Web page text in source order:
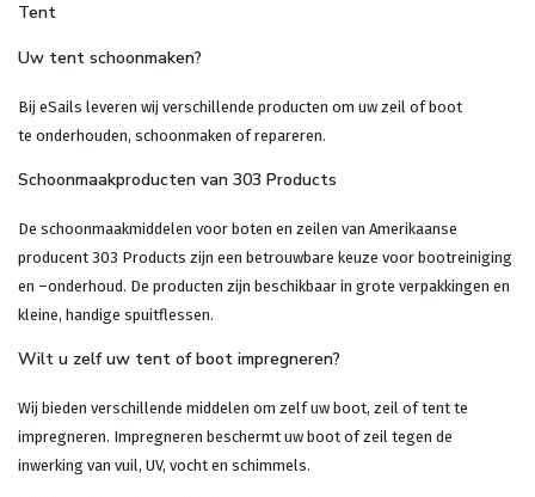
Tent
Uw tent schoonmaken?
Bij eSails leveren wij verschillende producten om uw zeil of boot
te onderhouden, schoonmaken of repareren.
Schoonmaakproducten van 303 Products
De schoonmaakmiddelen voor boten en zeilen van Amerikaanse
producent 303 Products zijn een betrouwbare keuze voor bootreiniging
en –onderhoud. De producten zijn beschikbaar in grote verpakkingen en
kleine, handige spuitflessen.
Wilt u zelf uw tent of boot impregneren?
Wij bieden verschillende middelen om zelf uw boot, zeil of tent te
impregneren. Impregneren beschermt uw boot of zeil tegen de
inwerking van vuil, UV, vocht en schimmels.